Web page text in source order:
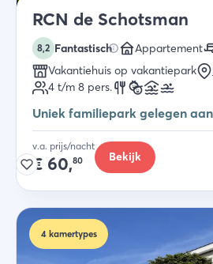
RCN de Schotsman
8,2 Fantastisch Appartement
Vakantiehuis op vakantiepark
4 t/m 8 pers.
Uniek familiepark gelegen
v.a. prijs/nacht
€ 60,80 Bekijk
4 kamertypes